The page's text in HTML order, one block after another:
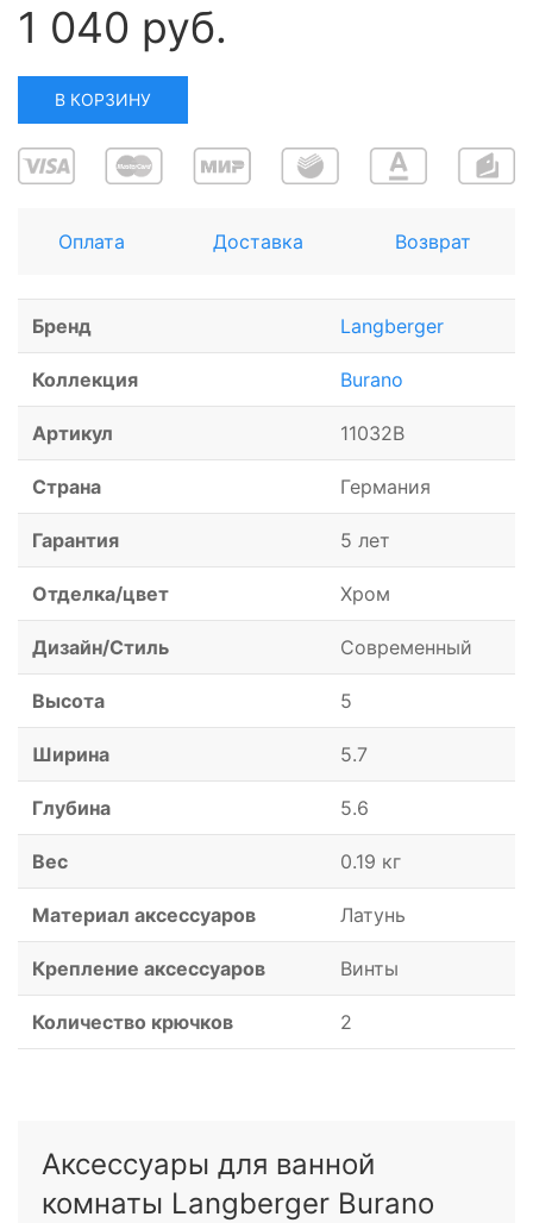
1 040 руб.
В КОРЗИНУ
Оплата Доставка Возврат
Бренд Langberger
Коллекция Burano
Артикул 11032B
Страна Германия
Гарантия 5 лет
Отделка/цвет Хром
Дизайн/Стиль Современный
Высота 5
Ширина 5.7
Глубина 5.6
Вес 0.19 кг
Материал аксессуаров Латунь
Крепление аксессуаров Винты
Количество крючков 2
Аксессуары для ванной
комнаты Langberger Burano